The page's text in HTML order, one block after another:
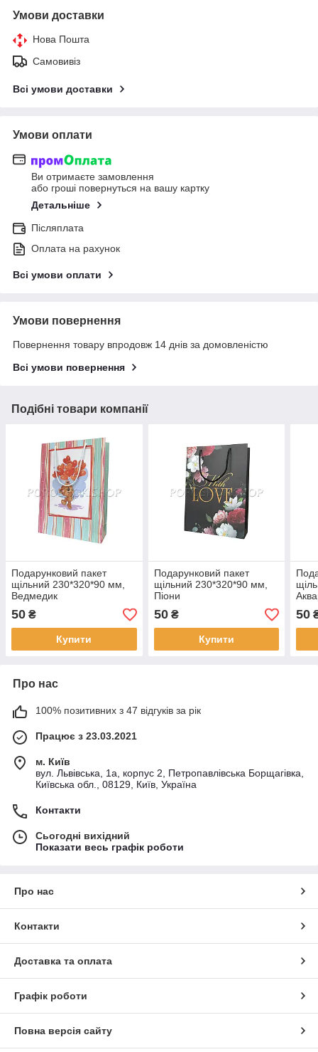
Умови доставки
Нова Пошта
Самовивіз
Всі умови доставки
Умови оплати
Ви отримаєте замовлення
або гроші повернуться на вашу картку
Детальніше
Післяплата
Оплата на рахунок
Всі умови оплати
Умови повернення
Повернення товару впродовж 14 днів за домовленістю
Всі умови повернення
Подібні товари компанії
Подарунковий пакет
щільний 230*320*90 мм,
Ведмедик
50 ₴
Купити
Подарунковий пакет
щільний 230*320*90 мм,
Піони
50₴
Купити
50
Про нас
100% позитивних з 47 відгуків за рік
Працює з 23.03.2021
м. Київ
вул. Львівська, 1а, корпус 2, Петропавлівська Борщагівка,
Київська обл., 08129, Київ, Україна
Контакти
Сьогодні вихідний
Показати весь графік роботи
Про нас
Контакти
Доставка та оплата
Графік роботи
Повна версія сайту